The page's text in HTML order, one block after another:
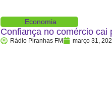
Economia
Confiança no comércio cai
Rádio Piranhas FM março 31,